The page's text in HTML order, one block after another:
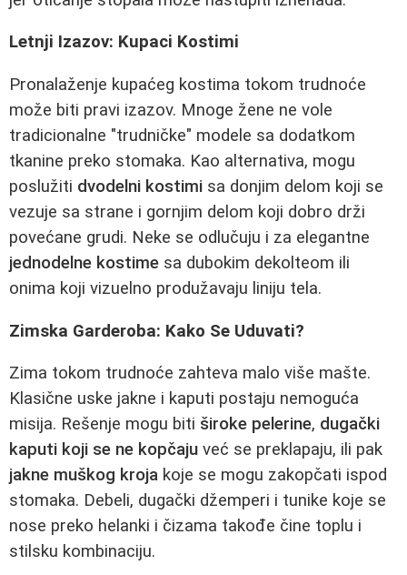
Letnji Izazov: Kupaci Kostimi
Pronalaženje kupaćeg kostima tokom trudnoće
može biti pravi izazov. Mnoge žene ne vole
tradicionalne "trudničke" modele sa dodatkom
tkanine preko stomaka. Kao alternativa, mogu
poslužiti dvodelni kostimi sa donjim delom koji se
vezuje sa strane i gornjim delom koji dobro drži
povećane grudi. Neke se odlučuju i za elegantne
jednodelne kostime sa dubokim dekolteom ili
onima koji vizuelno produžavaju liniju tela.
Zimska Garderoba: Kako Se Uduvati?
Zima tokom trudnoće zahteva malo više mašte.
Klasične uske jakne i kaputi postaju nemoguća
misija. Rešenje mogu biti široke pelerine, dugački
kaputi koji se ne kopčaju već se preklapaju, ili pak
jakne muškog kroja koje se mogu zakopčati ispod
stomaka. Debeli, dugački džemperi i tunike koje se
nose preko helanki i čizama takođe čine toplu i
stilsku kombinaciju.